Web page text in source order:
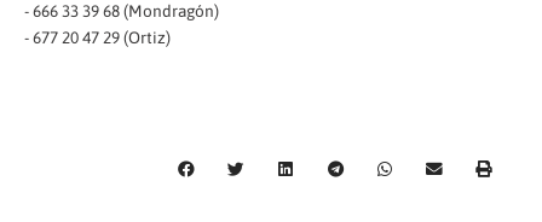
- 666 33 39 68 (Mondragón)
- 677 20 47 29 (Ortiz)